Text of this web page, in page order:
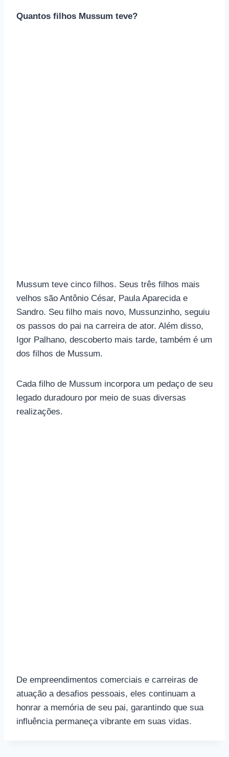
Quantos filhos Mussum teve?
Mussum teve cinco filhos. Seus três filhos mais
velhos são Antônio César, Paula Aparecida e
Sandro. Seu filho mais novo, Mussunzinho, seguiu
os passos do pai na carreira de ator. Além disso,
Igor Palhano, descoberto mais tarde, também é um
dos filhos de Mussum.
Cada filho de Mussum incorpora um pedaço de seu
legado duradouro por meio de suas diversas
realizações.
De empreendimentos comerciais e carreiras de
atuação a desafios pessoais, eles continuam a
honrar a memória de seu pai, garantindo que sua
influência permaneça vibrante em suas vidas.